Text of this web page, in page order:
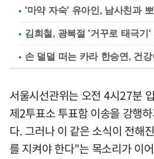
'마약 자숙' 유아인, 남사친과
김희철, 광복절 '거꾸로 태극기
손 덜덜 떠는 카라 한승연, 건
서울시선관위는 오전 4시27분
제2투표소 투표함 이송을 강행
다. 그러나 이 같은 소식이 전해
를 지켜야 한다"는 목소리가 이